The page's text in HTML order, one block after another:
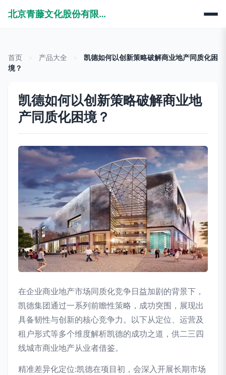
北京青藤文化股份有限公司
首页 产品大全
凯德如何以创新策略破解商业地产同质化困
境？
凯德如何以创新策略破解商业地
产同质化困境？
在企业商业地产市场同质化竞争日益加剧的背景下，
凯德集团通过一系列前瞻性策略，成功突围，展现出
具备韧性与创新的核心竞争力。以下从定位、运营及
租户形式等多个维度解析凯德的成功之道，供二三四
线城市商业地产从业者借鉴。
精准差异化定位:凯德在项目初，会深入开展长期市场